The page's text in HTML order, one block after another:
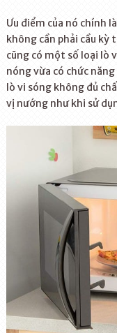
Ưu điểm của nó chính
không cần phải cầu kỳ
cũng có một số loại lò
nóng vừa có chức
lò vi sóng không đủ
vị nướng như khi sử